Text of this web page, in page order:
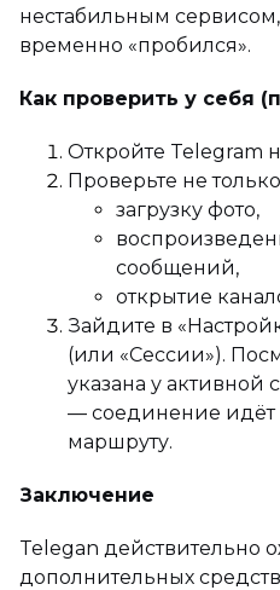
нестабильным
временно «пробился».
Как проверить у себя
Откройте Telegram
Проверьте не
загрузку фото,
сообщений,
открытие
Зайдите в
(или «Сессии»).
указана у активной
— соединение идёт
маршруту.
Заключение
Telegan действительно
дополнительных